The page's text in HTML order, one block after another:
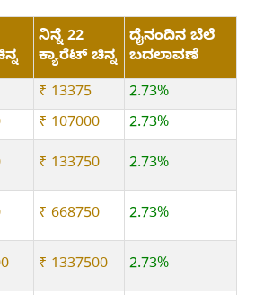
ನಿನ್ನೆ 22
ಕ್ಯಾರೆಟ್ ಚಿನ್ನ
ದೈನಂದಿನ ಬೆಲೆ
ಬದಲಾವಣೆ
₹ 13375
2.73%
₹ 107000
2.73%
₹ 133750 2.73%
₹ 668750 2.73%
₹ 1337500 2.73%